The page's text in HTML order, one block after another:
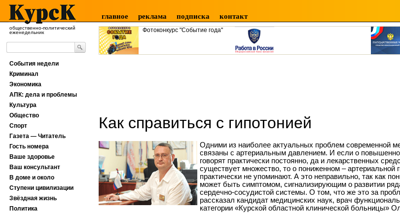
общественно-политический
еженедельник
главное реклама подписка контакт
Фотоконкурс "Событие года"
Как справиться с гипотонией
Одними из наиболее актуальных проблем современной
связаны с артериальным давлением. И если о
говорят практически постоянно, да и лекарственных
существует множество, то о пониженном – артериальной
практически не упоминают. А это неправильно, так как
может быть симптомом, сигнализирующим о развитии
сердечно-сосудистой системы. О том, что же это за
рассказал кандидат медицинских наук, врач
категории «Курской областной клинической больницы»
События недели
Криминал
Экономика
АПК: дела и проблемы
Культура
Общество
Спорт
Газета — Читатель
Гость номера
Ваше здоровье
Ваш консультант
В доме и около
Ступени цивилизации
Звёздная жизнь
Политика